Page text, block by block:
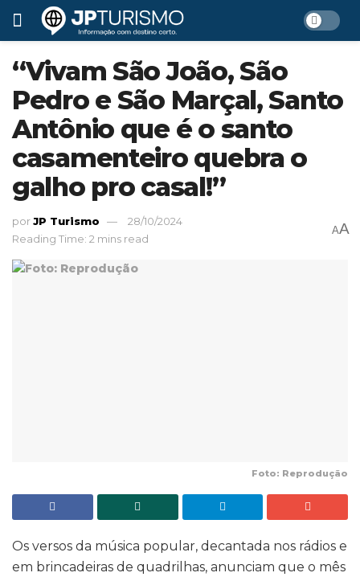
“Vivam São João, São
Pedro e São Marçal, Santo
Antônio que é o santo
casamenteiro quebra o
galho pro casal!”
porJP Turismo
28/10/2024
Reading Time: 2 mins read
AA
Foto: Reprodução
Os versos da música popular, decantada nos rádios e
em brincadeiras de quadrilhas, anunciam que o mês